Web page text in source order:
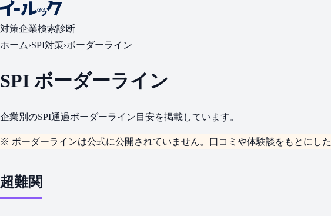
対策企業検索診断
ホーム›SPI対策›ボーダーライン
SPI ボーダーライン
企業別のSPI通過ボーダーライン目安を掲載しています。
※ ボーダーラインは公式に公開されていません。口コミや体験談をもとにした
超難関